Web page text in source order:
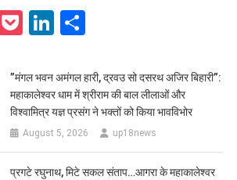
PocketLinkedIn
​”मंगल भवन अमंगल हारी, द्रवउ सो दसरथ अजिर बिहारी”:
महाकालेश्वर धाम में श्रीराम की बाल लीलाओं और
विश्वामित्र यज्ञ प्रसंग ने भक्तों को किया भावविभोर
August 5, 2026 up18news
प्रगटे रघुनाथ, मिटे सकल संताप…आगरा के महाकालेश्वर